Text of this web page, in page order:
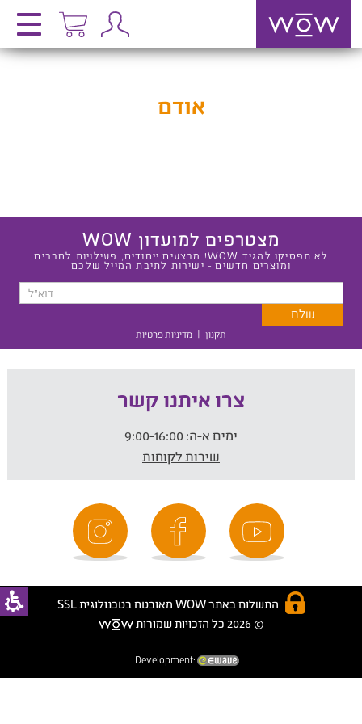
אודם
מצטרפים למועדון WOW
לא תפסיקו להגיד WOW! מבצעים ייחודים, פעילויות לחברים
ומוצרים חדשים - ישירות לתיבת המייל שלכם
תקנון | מדיניות פרטיות
צרו איתנו קשר
ימים א-ה:
שירות לקוחות
התשלום באתר WOW מאובטח בטכנולוגית SSL
© 2026 כל הזכויות שמורות
Development: